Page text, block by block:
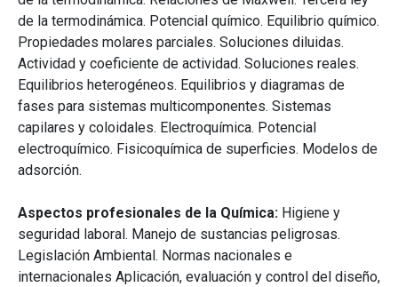
de la termodinámica. Potencial químico. Equilibrio químico.
Propiedades molares parciales. Soluciones diluidas.
Actividad y coeficiente de actividad. Soluciones reales.
Equilibrios heterogéneos. Equilibrios y diagramas de
fases para sistemas multicomponentes. Sistemas
capilares y coloidales. Electroquímica. Potencial
electroquímico. Fisicoquímica de superficies. Modelos de
adsorción.
Aspectos profesionales de la Química: Higiene y
seguridad laboral. Manejo de sustancias peligrosas.
Legislación Ambiental. Normas nacionales e
internacionales Aplicación, evaluación y control del diseño,